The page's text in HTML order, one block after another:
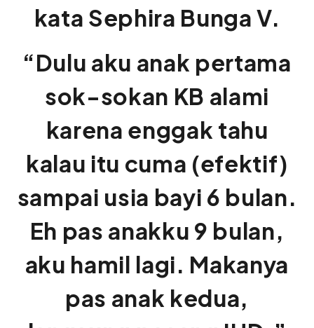
kata Sephira Bunga V.
“Dulu aku anak pertama
sok-sokan KB alami
karena enggak tahu
kalau itu cuma (efektif)
sampai usia bayi 6 bulan.
Eh pas anakku 9 bulan,
aku hamil lagi. Makanya
pas anak kedua,